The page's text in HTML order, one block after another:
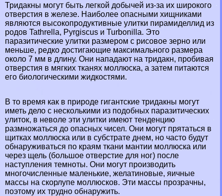
Тридакны могут быть легкой добычей из-за их широкого
отверстия в железе. Наиболее опасными хищниками
являются высокопродуктивные улитки пирамиделлид из
родов Tathrella, Pyrgiscus и Turbonilla. Это
паразитические улитки размером с рисовое зерно или
меньше, редко достигающие максимального размера
около 7 мм в длину. Они нападают на тридакн, пробивая
отверстия в мягких тканях моллюска, а затем питаются
его биологическими жидкостями.
В то время как в природе гигантские тридакны могут
иметь дело с несколькими из подобных паразитических
улиток, в неволе эти улитки имеют тенденцию
размножаться до опасных чисел. Они могут прятаться в
щитках моллюска или в субстрате днем, но часто будут
обнаруживаться по краям ткани мантии моллюска или
через щель (большое отверстие для ног) после
наступления темноты. Они могут производить
многочисленные маленькие, желатиновые, яичные
массы на скорлупе моллюсков. Эти массы прозрачны,
поэтому их трудно обнаружить.